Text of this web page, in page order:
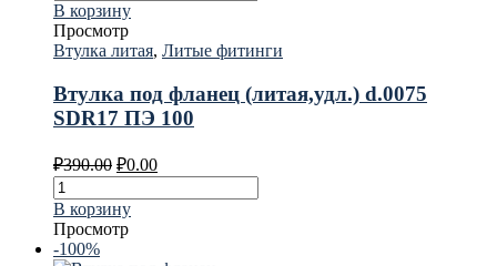
В корзину
Просмотр
Втулка литая, Литые фитинги
Втулка под фланец (литая,удл.) d.0075
SDR17 ПЭ 100
₽390.00 ₽0.00
В корзину
Просмотр
-100%